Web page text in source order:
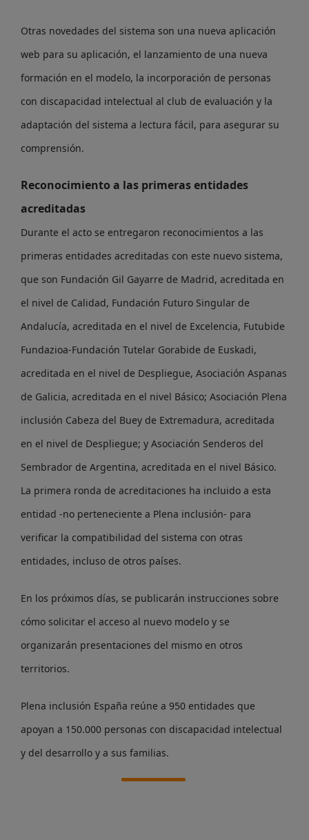
Otras novedades del sistema son una nueva aplicación
web para su aplicación, el lanzamiento de una nueva
formación en el modelo, la incorporación de personas
con discapacidad intelectual al club de evaluación y la
adaptación del sistema a lectura fácil, para asegurar su
comprensión.
Reconocimiento a las primeras entidades
acreditadas
Durante el acto se entregaron reconocimientos a las
primeras entidades acreditadas con este nuevo sistema,
que son Fundación Gil Gayarre de Madrid, acreditada en
el nivel de Calidad, Fundación Futuro Singular de
Andalucía, acreditada en el nivel de Excelencia, Futubide
Fundazioa-Fundación Tutelar Gorabide de Euskadi,
acreditada en el nivel de Despliegue, Asociación Aspanas
de Galicia, acreditada en el nivel Básico; Asociación Plena
inclusión Cabeza del Buey de Extremadura, acreditada
en el nivel de Despliegue; y Asociación Senderos del
Sembrador de Argentina, acreditada en el nivel Básico.
La primera ronda de acreditaciones ha incluido a esta
entidad -no perteneciente a Plena inclusión- para
verificar la compatibilidad del sistema con otras
entidades, incluso de otros países.
En los próximos días, se publicarán instrucciones sobre
cómo solicitar el acceso al nuevo modelo y se
organizarán presentaciones del mismo en otros
territorios.
Plena inclusión España reúne a 950 entidades que
apoyan a 150.000 personas con discapacidad intelectual
y del desarrollo y a sus familias.